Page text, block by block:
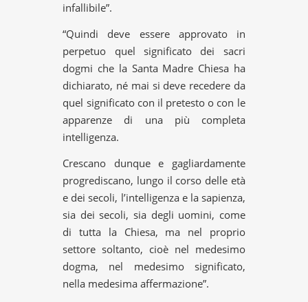
infallibile”.
“Quindi deve essere approvato in
perpetuo quel significato dei sacri
dogmi che la Santa Madre Chiesa ha
dichiarato, né mai si deve recedere da
quel significato con il pretesto o con le
apparenze di una più completa
intelligenza.
Crescano dunque e gagliardamente
progrediscano, lungo il corso delle età
e dei secoli, l’intelligenza e la sapienza,
sia dei secoli, sia degli uomini, come
di tutta la Chiesa, ma nel proprio
settore soltanto, cioè nel medesimo
dogma, nel medesimo significato,
nella medesima affermazione”.